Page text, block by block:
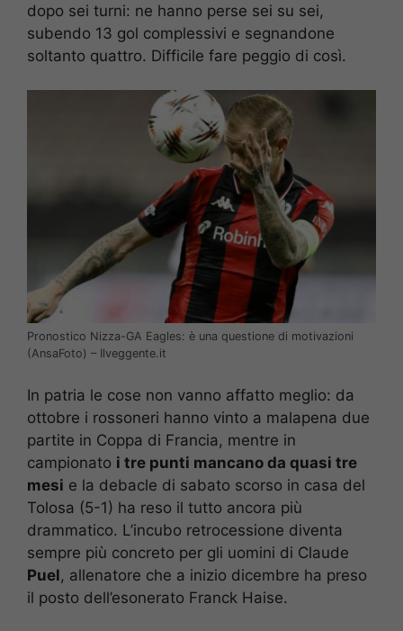
dopo sei turni: ne hanno perse sei su sei,
subendo 13 gol complessivi e segnandone
soltanto quattro. Difficile fare peggio di così.
Pronostico Nizza-GA Eagles: è una questione di motivazioni
(AnsaFoto) – Ilveggente.it
In patria le cose non vanno affatto meglio: da
ottobre i rossoneri hanno vinto a malapena due
partite in Coppa di Francia, mentre in
campionato i tre punti mancano da quasi tre
mesi e la debacle di sabato scorso in casa del
Tolosa (5-1) ha reso il tutto ancora più
drammatico. L’incubo retrocessione diventa
sempre più concreto per gli uomini di Claude
Puel, allenatore che a inizio dicembre ha preso
il posto dell’esonerato Franck Haise.